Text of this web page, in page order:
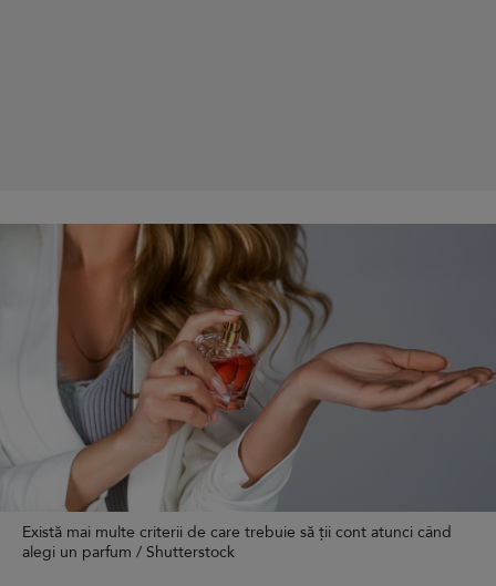
Există mai multe criterii de care trebuie să ții cont atunci când
alegi un parfum / Shutterstock